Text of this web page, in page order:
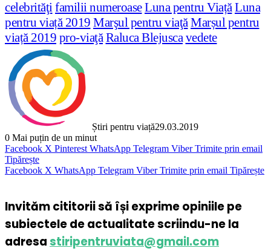
celebrităţi familii numeroaseLuna pentru Viață Luna
pentru viață 2019 Marşul pentru viaţă Marșul pentru
viață 2019 pro-viaţă Raluca Blejusca vedete
Știri pentru viață29.03.2019
0 Mai puțin de un minut
Facebook X Pinterest WhatsApp Telegram Viber Trimite prin email
Tipărește
Facebook X WhatsApp Telegram Viber Trimite prin email Tipărește
Invităm cititorii să își exprime opiniile pe
subiectele de actualitate scriindu-ne la
adresastiripentruviata@gmail.com